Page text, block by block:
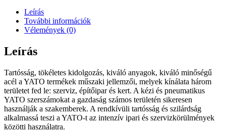
Leírás
További információk
Vélemények (0)
Leírás
Tartósság, tökéletes kidolgozás, kiváló anyagok, kiváló minőségű
acél a YATO termékek műszaki jellemzői, melyek kínálata három
területet fed le: szerviz, építőipar és kert. A kézi és pneumatikus
YATO szerszámokat a gazdaság számos területén sikeresen
használják a szakemberek. A rendkívüli tartósság és szilárdság
alkalmassá teszi a YATO-t az intenzív ipari és szervizkörülmények
közötti használatra.